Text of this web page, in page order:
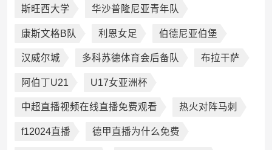
斯旺西大学 华沙普隆尼亚青年队
康斯文格B队 利恩女足 伯德尼亚伯堡
汉威尔城 多科苏德体育会后备队 布拉干萨
阿伯丁U21 U17女亚洲杯
中超直播视频在线直播免费观看 热火对阵马刺
f12024直播 德甲直播为什么免费